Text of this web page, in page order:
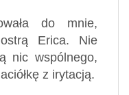
do mnie,
Erica. Nie
nic wspólnego,
z irytacją.